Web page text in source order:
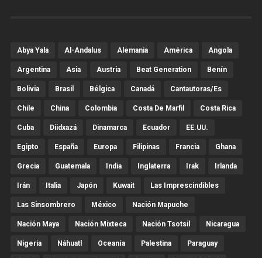
Abya Yala Al-Andalus Alemania América Angola
Argentina Asia Austria Beat Generation Benín
Bolivia Brasil Bélgica Canadá Cantautoras/es
Chile China Colombia Costa De Marfil Costa Rica
Cuba Diidxazá Dinamarca Ecuador EE.UU.
Egipto España Europa Filipinas Francia Ghana
Grecia Guatemala India Inglaterra Irak Irlanda
Irán Italia Japón Kuwait Las Imprescindibles
Las Sinsombrero México Nación Mapuche
Nación Maya Nación Mixteca Nación Tsotsil Nicaragua
Nigeria Náhuatl Oceanía Palestina Paraguay